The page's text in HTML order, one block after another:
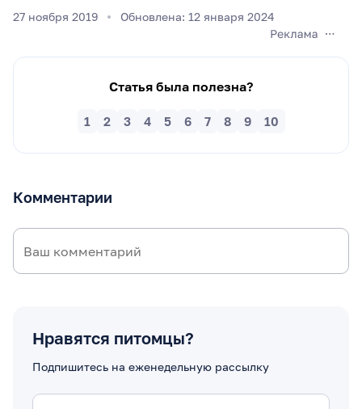
27 ноября 2019 Обновлена: 12 января 2024
Статья была полезна?
10
9
8
7
6
5
4
3
2
1
Комментарии
Нравятся питомцы?
Подпишитесь на еженедельную рассылку